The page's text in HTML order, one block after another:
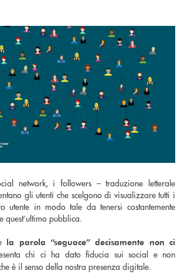
network, i followers – traduzione letterale
gli utenti che scelgono di visualizzare tutti i
utente in modo tale da tenersi costantemente
quest’ultimo pubblica.
la parola “seguace” decisamente non ci
chi ci ha dato fiducia sui social e non
è il senso della nostra presenza digitale.